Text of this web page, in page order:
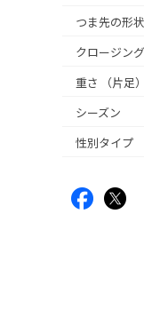
つま先の形状
クロージング
重さ
（片足）
シーズン
性別タイプ